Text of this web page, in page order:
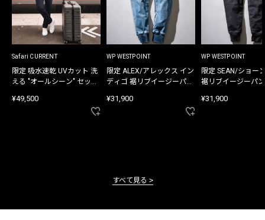
Safari CURRENT
限定 吸水速乾 UVカット 洗
える "オールシーン" セット
¥49,500
WP WESTPOINT
限定 ALEX/アレックス イン
ディゴ 裾リブイージーパン
¥31,900
WP WESTPOINT
限定 SEAN/ショー
裾リブイージーパ
¥31,900
すべて見る